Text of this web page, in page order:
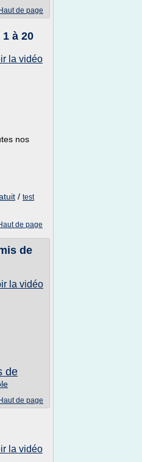
Haut de page
à 20
la vidéo
nos
/ test
de page
de
la vidéo
de
Haut de page
la vidéo